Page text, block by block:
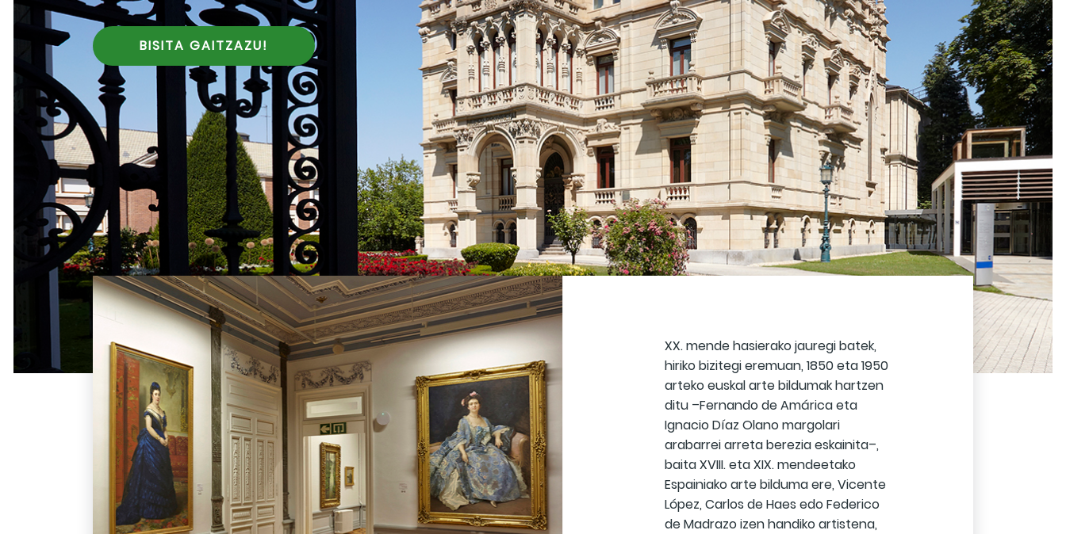
BISITA GAITZAZU!
XX. mende hasierako jauregi batek,
hiriko bizitegi eremuan, 1850 eta 1950
arteko euskal arte bildumak hartzen
ditu –Fernando de Amárica eta
Ignacio Díaz Olano margolari
arabarrei arreta berezia eskainita–,
baita XVIII. eta XIX. mendeetako
Espainiako arte bilduma ere, Vicente
López, Carlos de Haes edo Federico
de Madrazo izen handiko artistena,